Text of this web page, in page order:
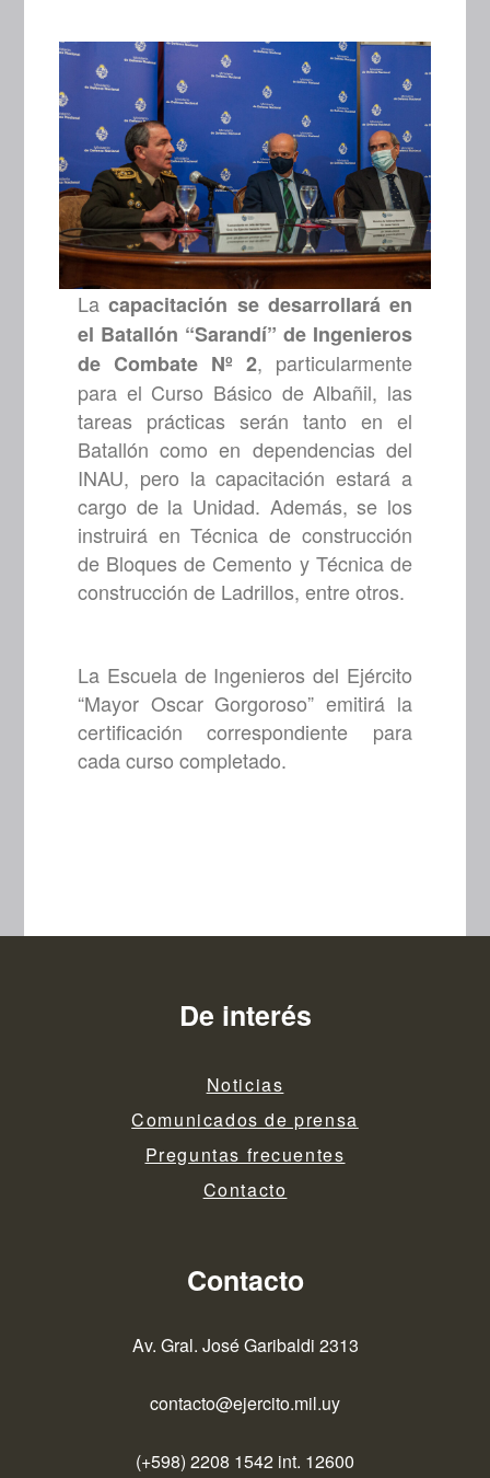
Lacapacitación se desarrollará en
el Batallón “Sarandí” de Ingenieros
de Combate Nº 2, particularmente
para el Curso Básico de Albañil, las
tareas prácticas serán tanto en el
Batallón como en dependencias del
INAU, pero la capacitación estará a
cargo de la Unidad. Además, se los
instruirá en Técnica de construcción
de Bloques de Cemento y Técnica de
construcción de Ladrillos, entre otros.
La Escuela de Ingenieros del Ejército
“Mayor Oscar Gorgoroso” emitirá la
certificación correspondiente para
cada curso completado.
De interés
Noticias
Comunicados de prensa
Preguntas frecuentes
Contacto
Contacto
Av. Gral. José Garibaldi 2313
contacto@ejercito.mil.uy
(+598) 2208 1542 int. 12600